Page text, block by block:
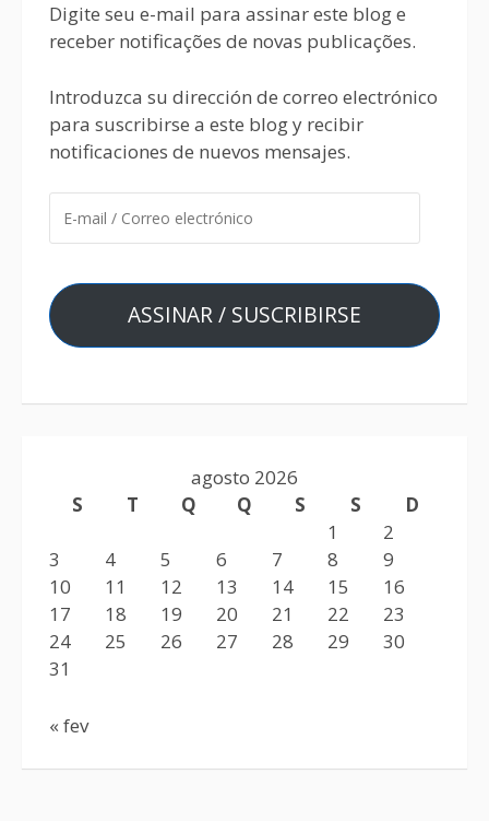
Digite seu e-mail para assinar este blog e
receber notificações de novas publicações.
Introduzca su dirección de correo electrónico
para suscribirse a este blog y recibir
notificaciones de nuevos mensajes.
ASSINAR / SUSCRIBIRSE
agosto 2026
S
T Q Q S S
D
1
2
3
4 5 6 7 8
9
10
11 12 13 14 15
16
17
18 19 20 21 22
23
24
25 26 27 28 29
30
31
« fev